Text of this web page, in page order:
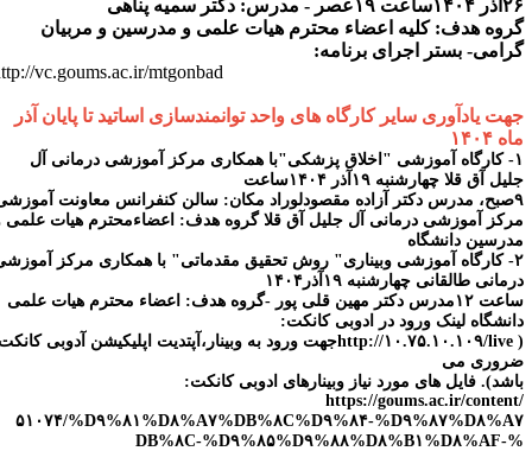
۲۶آذر ۱۴۰۴ساعت ۱۹عصر - مدرس: دکتر سمیه پناھی
گروه هدف: کلیه اعضاء محترم هیات علمی و مدرسین و مربیان
گرامی- بستر اجرای برنامه:
vc.goums.ac.ir/mtgonbad
جهت یادآوری سایر کارگاه های واحد توانمندسازی اساتید تا پایان آذر
ماه ۱۴۰۴
۱- کارگاه آموزشی "اخلاق پزشکی"با همکاری مرکز آموزشی درمانی آل
جلیل آق قلا چهارشنبه ۱۹آذر ۱۴۰۴ساعت
۹صبح، مدرس دکتر آزاده مقصودلوراد مکان: سالن کنفرانس معاونت آموزشی
مرکز آموزشی درمانی آل جلیل آق قلا گروه هدف: اعضاءمحترم هیات علمی
مدرسین دانشگاه
۲- کارگاه آموزشی وبیناری" روش تحقیق مقدماتی" با همکاری مرکز
درمانی طالقانی چهارشنبه ۱۹آذر۱۴۰۴
ساعت ۱۲مدرس دکتر مهین قلی پور -گروه هدف: اعضاء محترم هیات علمی
دانشگاه لینک ورود در ادوبی کانکت:
( http://۱۰.۷۵.۱۰.۱۰۹/liveجهت ورود به وبینار،آپتدیت اپلیکیشن آدوبی کانکت
ضروری می
باشد). فایل های مورد نیاز وبینارهای ادوبی کانکت:
https://goums.ac.ir/content/
۵۱۰۷۴/%D۹%۸۱%D۸%A۷%DB%۸C%D۹%۸۴-%D۹%۸۷%D۸%A۷
%DB%۸C-%D۹%۸۵%D۹%۸۸%D۸%B۱%D۸%AF-